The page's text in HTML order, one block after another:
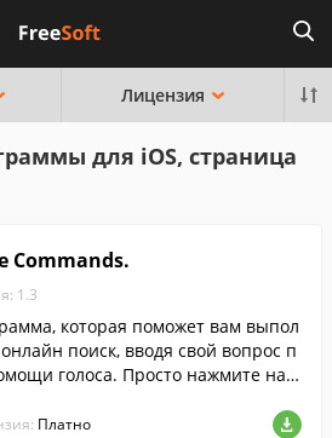
Лицензия
для iOS, страница
Commands.
1.3
которая поможет вам выпол
поиск, вводя свой вопрос п
голоса. Просто нажмите на э
Платно